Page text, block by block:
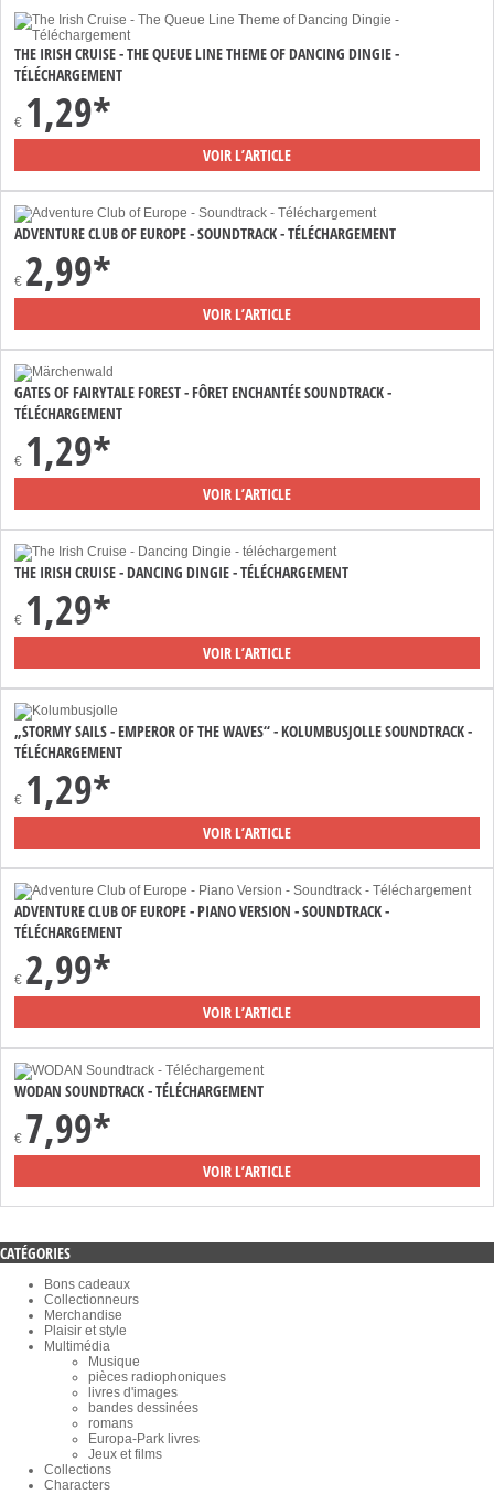
THE IRISH CRUISE - THE QUEUE LINE THEME OF DANCING DINGIE -
TÉLÉCHARGEMENT
€ 1,29*
VOIR L’ARTICLE
ADVENTURE CLUB OF EUROPE - SOUNDTRACK - TÉLÉCHARGEMENT
€ 2,99*
VOIR L’ARTICLE
GATES OF FAIRYTALE FOREST - FÔRET ENCHANTÉE SOUNDTRACK -
TÉLÉCHARGEMENT
€ 1,29*
VOIR L’ARTICLE
THE IRISH CRUISE - DANCING DINGIE - TÉLÉCHARGEMENT
€ 1,29*
VOIR L’ARTICLE
„STORMY SAILS - EMPEROR OF THE WAVES“ - KOLUMBUSJOLLE SOUNDTRACK -
TÉLÉCHARGEMENT
€ 1,29*
VOIR L’ARTICLE
ADVENTURE CLUB OF EUROPE - PIANO VERSION - SOUNDTRACK -
TÉLÉCHARGEMENT
€ 2,99*
VOIR L’ARTICLE
WODAN SOUNDTRACK - TÉLÉCHARGEMENT
€ 7,99*
VOIR L’ARTICLE
CATÉGORIES
Bons cadeaux
Collectionneurs
Merchandise
Plaisir et style
Multimédia
Musique
pièces radiophoniques
livres d'images
bandes dessinées
romans
Europa-Park livres
Jeux et films
Collections
Characters